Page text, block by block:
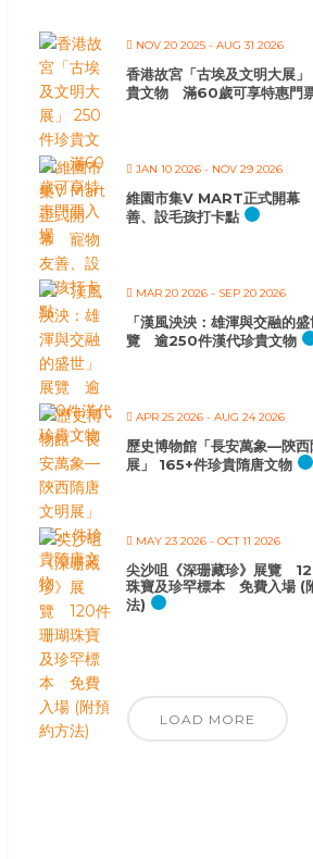
NOV 20 2025 - AUG 31 2026
香港故宮「古埃及文明大展
貴文物 滿60歲可享特惠門
JAN 10 2026 - NOV 29 2026
維園市集V MART正式開幕
善、設毛孩打卡點
MAR 20 2026 - SEP 20 2026
「漢風泱泱：雄渾與交融的
覽 逾250件漢代珍貴文物
APR 25 2026 - AUG 24 2026
歷史博物館「長安萬象—陝西
展」 165+件珍貴隋唐文物
MAY 23 2026 - OCT 11 2026
尖沙咀《深珊藏珍》展覽
珠寶及珍罕標本 免費入場 (
法)
LOAD MORE